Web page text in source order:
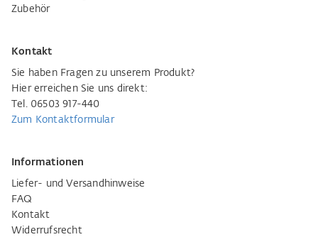
Zubehör
Kontakt
Sie haben Fragen zu unserem Produkt?
Hier erreichen Sie uns direkt:
Tel. 06503 917-440
Zum Kontaktformular
Informationen
Liefer- und Versandhinweise
FAQ
Kontakt
Widerrufsrecht